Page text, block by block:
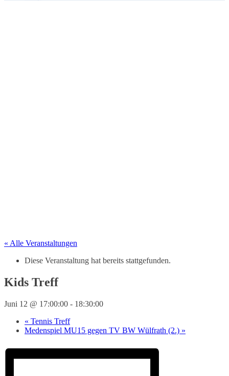
« Alle Veranstaltungen
Diese Veranstaltung hat bereits stattgefunden.
Kids Treff
Juni 12 @ 17:00:00 - 18:30:00
« Tennis Treff
Medenspiel MU15 gegen TV BW Wülfrath (2.) »